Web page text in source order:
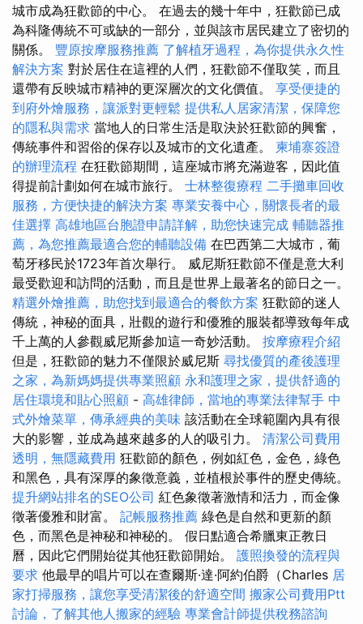
城市成為狂歡節的中心。 在過去的幾十年中，狂歡節已成
為科隆傳統不可或缺的一部分，並與該市居民建立了密切的
關係。 豐原按摩服務推薦 了解植牙過程，為你提供永久性
解決方案 對於居住在這裡的人們，狂歡節不僅取笑，而且
還帶有反映城市精神的更深層次的文化價值。 享受便捷的
到府外燴服務，讓派對更輕鬆 提供私人居家清潔，保障您
的隱私與需求 當地人的日常生活是取決於狂歡節的興奮，
傳統事件和習俗的保存以及城市的文化遺產。 柬埔寨簽證
的辦理流程 在狂歡節期間，這座城市將充滿遊客，因此值
得提前計劃如何在城市旅行。 士林整復療程 二手攤車回收
服務，方便快捷的解決方案 專業安養中心，關懷長者的最
佳選擇 高雄地區台胞證申請詳解，助您快速完成 輔聽器推
薦，為您推薦最適合您的輔聽設備 在巴西第二大城市，葡
萄牙移民於1723年首次舉行。 威尼斯狂歡節不僅是意大利
最受歡迎和訪問的活動，而且是世界上最著名的節日之一。
精選外燴推薦，助您找到最適合的餐飲方案 狂歡節的迷人
傳統，神秘的面具，壯觀的遊行和優雅的服裝都導致每年成
千上萬的人參觀威尼斯參加這一奇妙活動。 按摩療程介紹
但是，狂歡節的魅力不僅限於威尼斯 尋找優質的產後護理
之家，為新媽媽提供專業照顧 永和護理之家，提供舒適的
居住環境和貼心照顧 - 高雄律師，當地的專業法律幫手 中
式外燴菜單，傳承經典的美味 該活動在全球範圍內具有很
大的影響，並成為越來越多的人的吸引力。 清潔公司費用
透明，無隱藏費用 狂歡節的顏色，例如紅色，金色，綠色
和黑色，具有深厚的象徵意義，並植根於事件的歷史傳統。
提升網站排名的SEO公司 紅色象徵著激情和活力，而金像
徵著優雅和財富。 記帳服務推薦 綠色是自然和更新的顏
色，而黑色是神秘和神秘的。 假日點適合希臘東正教日
曆，因此它們開始從其他狂歡節開始。 護照換發的流程與
要求 他最早的唱片可以在查爾斯·達·阿約伯爵（Charles 居
家打掃服務，讓您享受清潔後的舒適空間 搬家公司費用Ptt
討論，了解其他人搬家的經驗 專業會計師提供稅務諮詢